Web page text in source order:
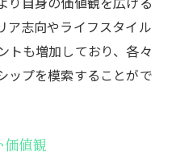
ア志向やライフスタイル
トも増加しており、各々
ップを模索することがで
価値観